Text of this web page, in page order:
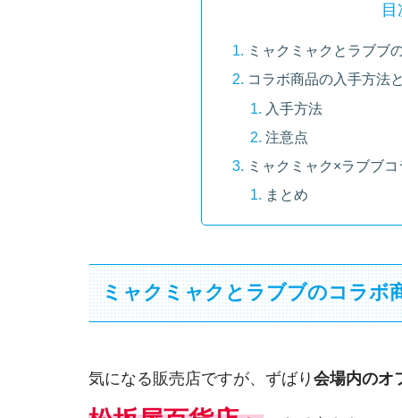
目
ミャクミャクとラブブ
コラボ商品の入手方法
入手方法
注意点
ミャクミャク×ラブブ
まとめ
ミャクミャクとラブブのコラボ
気になる販売店ですが、ずばり 会場内のオ